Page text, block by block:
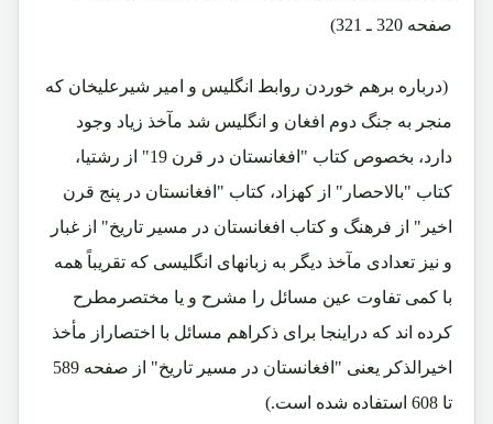
صفحه 320 ـ 321)
(درباره برهم خوردن روابط انگلیس و امیر شیرعلیخان که
منجر به جنگ دوم افغان و انگلیس شد مآخذ زیاد وجود
دارد، بخصوص کتاب "افغانستان در قرن 19" از رشتیا،
کتاب "بالاحصار" از کهزاد، کتاب "افغانستان در پنج قرن
اخیر" از فرهنگ و کتاب افغانستان در مسیر تاریخ" از غبار
و نیز تعدادی مآخذ دیگر به زبانهای انگلیسی که تقریباً همه
با کمی تفاوت عین مسائل را مشرح و یا مختصرمطرح
کرده اند که دراینجا برای ذکراهم مسائل با اختصاراز مأخذ
اخیرالذکر یعنی "افغانستان در مسیر تاریخ" از صفحه 589
تا 608 استفاده شده است.)